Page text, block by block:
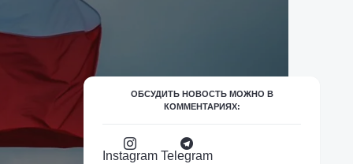
ОБСУДИТЬ НОВОСТЬ МОЖНО В
КОММЕНТАРИЯХ:
Instagram Telegram